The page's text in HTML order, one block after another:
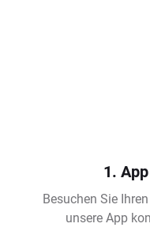
1.
Besuchen Sie
unsere App